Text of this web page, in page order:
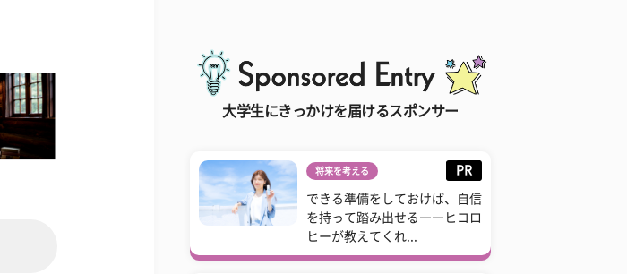
大学生にきっかけを届けるスポンサー
将来を考える PR
できる準備をしておけば、自信
を持って踏み出せる――ヒコロ
ヒーが教えてくれ...